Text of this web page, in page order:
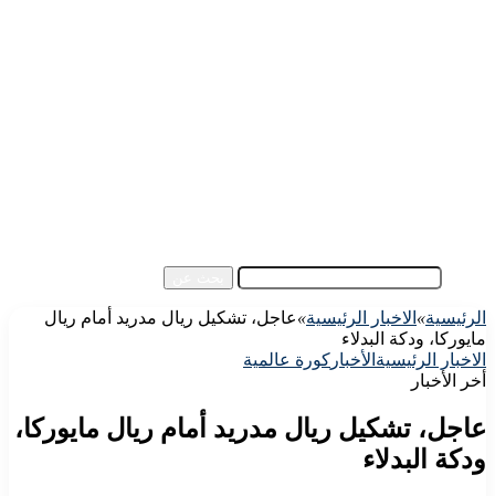
الرئيسية» الاخبار الرئيسية»عاجل، تشكيل ريال مدريد أمام ريال
مايوركا، ودكة البدلاء
الاخبار الرئيسية الأخبار كورة عالمية
أخر الأخبار
عاجل، تشكيل ريال مدريد أمام ريال مايوركا،
ودكة البدلاء